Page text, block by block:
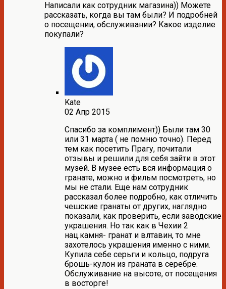
Написали как сотрудник магазина)) Можете
рассказать, когда вы там были? И подробней
о посещении, обслуживании? Какое изделие
покупали?
Kate
02 Апр 2015
Спасибо за комплимент)) Были там 30
или 31 марта ( не помню точно). Перед
тем как посетить Прагу, почитали
отзывы и решили для себя зайти в этот
музей. В музее есть вся информация о
гранате, можно и фильм посмотреть, но
мы не стали. Еще нам сотрудник
рассказал более подробно, как отличить
чешские гранаты от других, наглядно
показали, как проверить, если заводские
украшения. Но так как в Чехии 2
нац.камня- гранат и влтавин, то мне
захотелось украшения именно с ними.
Купила себе серьги и кольцо, подруга
брошь-кулон из граната в серебре.
Обслуживание на высоте, от посещения
в восторге!